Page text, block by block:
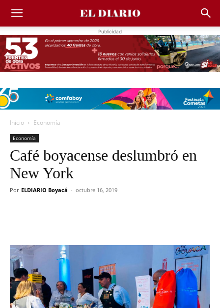
Publicidad
Inicio Economía
Economía
Café boyacense deslumbró en
New York
Por ELDIARIO Boyacá - octubre 16, 2019